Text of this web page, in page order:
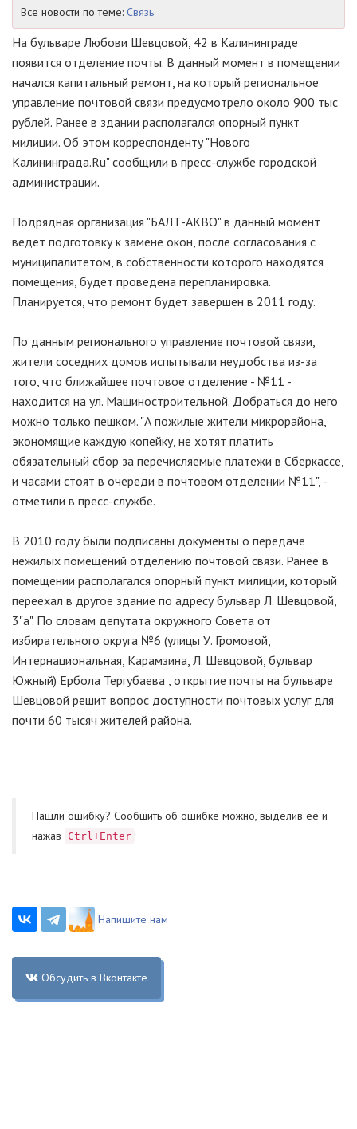
Все новости по теме: Связь
На бульваре Любови Шевцовой, 42 в Калининграде
появится отделение почты. В данный момент в помещении
начался капитальный ремонт, на который региональное
управление почтовой связи предусмотрело около 900 тыс
рублей. Ранее в здании располагался опорный пункт
милиции. Об этом корреспонденту "Нового
Калининграда.Ru" сообщили в пресс-службе городской
администрации.
Подрядная организация "БАЛТ-АКВО" в данный момент
ведет подготовку к замене окон, после согласования с
муниципалитетом, в собственности которого находятся
помещения, будет проведена перепланировка.
Планируется, что ремонт будет завершен в 2011 году.
По данным регионального управление почтовой связи,
жители соседних домов испытывали неудобства из-за
того, что ближайшее почтовое отделение - №11 -
находится на ул. Машиностроительной. Добраться до него
можно только пешком. "А пожилые жители микрорайона,
экономящие каждую копейку, не хотят платить
обязательный сбор за перечисляемые платежи в Сберкассе,
и часами стоят в очереди в почтовом отделении №11", -
отметили в пресс-службе.
В 2010 году были подписаны документы о передаче
нежилых помещений отделению почтовой связи. Ранее в
помещении располагался опорный пункт милиции, который
переехал в другое здание по адресу бульвар Л. Шевцовой,
3"а". По словам депутата окружного Совета от
избирательного округа №6 (улицы У. Громовой,
Интернациональная, Карамзина, Л. Шевцовой, бульвар
Южный) Ербола Тергубаева , открытие почты на бульваре
Шевцовой решит вопрос доступности почтовых услуг для
почти 60 тысяч жителей района.
Нашли ошибку? Cообщить об ошибке можно, выделив ее и
нажав
Ctrl+Enter
Напишите нам
Обсудить в Вконтакте